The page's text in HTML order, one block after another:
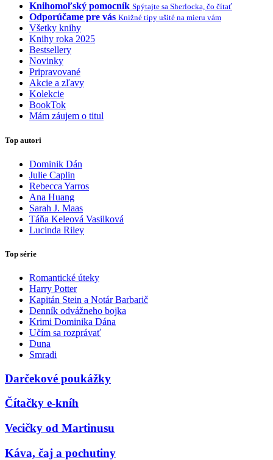
Knihomoľský pomocník Spýtajte sa Sherlocka, čo čítať
Odporúčame pre vás Knižné tipy ušité na mieru vám
Všetky knihy
Knihy roka 2025
Bestsellery
Novinky
Pripravované
Akcie a zľavy
Kolekcie
BookTok
Mám záujem o titul
Top autori
Dominik Dán
Julie Caplin
Rebecca Yarros
Ana Huang
Sarah J. Maas
Táňa Keleová Vasilková
Lucinda Riley
Top série
Romantické úteky
Harry Potter
Kapitán Stein a Notár Barbarič
Denník odvážneho bojka
Krimi Dominika Dána
Učím sa rozprávať
Duna
Smradi
Darčekové poukážky
Čítačky e-kníh
Vecičky od Martinusu
Káva, čaj a pochutiny